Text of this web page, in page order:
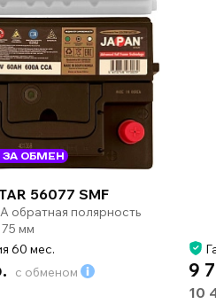
ОБМЕН
56077 SMF
обратная полярность
мм
60 мес.
с обменом 9
10